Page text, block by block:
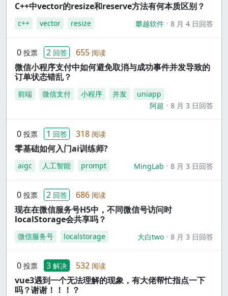
C++中vector的resize和reserve方法有何本质区别？
c++ vector resize 攀越软件 8 月 4 日回答
0 投票 2 回答 655 阅读
微信小程序支付中如何避免取消与成功事件并发导致的
订单状态错乱？
前端 微信支付 小程序 并发
uniapp
阿超
8 月 3 日回答
0 投票 1 回答 318 阅读
零基础如何入门ai训练师?
aigc 人工智能 prompt MingLab 8 月 3 日回答
0 投票 2 回答 686 阅读
现在在微信服务号H5中，不同微信号访问时
localStorage会共享吗？
微信服务号 localstorage 大白two 8 月 3 日回答
0 投票 3 解决 532 阅读
vue3遇到一个无法理解的现象，有大佬帮忙指点一下
吗？谢谢！！！？